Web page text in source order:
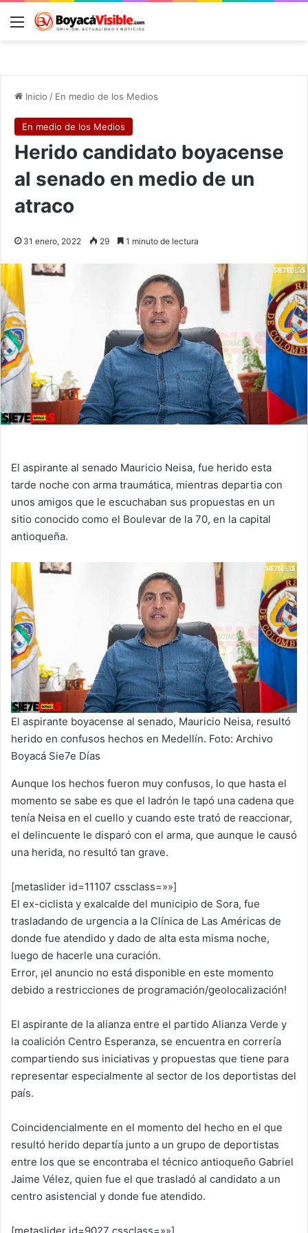
Menú
Inicio / En medio de los Medios
En medio de los Medios
Herido candidato boyacense
al senado en medio de un
atraco
31 enero, 2022 29 1 minuto de lectura
El aspirante al senado Mauricio Neisa, fue herido esta
tarde noche con arma traumática, mientras departia con
unos amigos que le escuchaban sus propuestas en un
sitio conocido como el Boulevar de la 70, en la capital
antioqueña.
El aspirante boyacense al senado, Mauricio Neisa, resultó
herido en confusos hechos en Medellín. Foto: Archivo
Boyacá Sie7e Días
Aunque los hechos fueron muy confusos, lo que hasta el
momento se sabe es que el ladrón le tapó una cadena que
tenía Neisa en el cuello y cuando este trató de reaccionar,
el delincuente le disparó con el arma, que aunque le causó
una herida, no resultó tan grave.
[metaslider id=11107 cssclass=»»]
El ex-ciclista y exalcalde del municipio de Sora, fue
trasladando de urgencia a la Clínica de Las Américas de
donde fue atendido y dado de alta esta misma noche,
luego de hacerle una curación.
Error, ¡el anuncio no está disponible en este momento
debido a restricciones de programación/geolocalización!
El aspirante de la alianza entre el partido Alianza Verde y
la coalición Centro Esperanza, se encuentra en correría
compartiendo sus iniciativas y propuestas que tiene para
representar especialmente al sector de los deportistas del
país.
Coincidencialmente en el momento del hecho en el que
resultó herido departía junto a un grupo de deportistas
entre los que se encontraba el técnico antioqueño Gabriel
Jaime Vélez, quien fue el que trasladó al candidato a un
centro asistencial y donde fue atendido.